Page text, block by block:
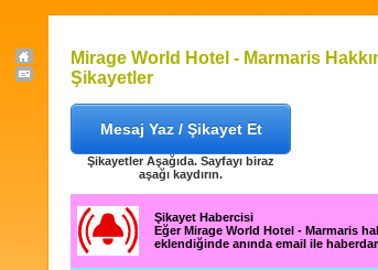
Mirage World Hotel‎ - Marmaris
Şikayetler
Mesaj Yaz / Şikayet Et
Şikayetler Aşağıda. Sayfayı biraz
aşağı kaydırın.
Şikayet Habercisi
Eğer Mirage World Hotel‎ - Marmaris
eklendiğinde anında email ile